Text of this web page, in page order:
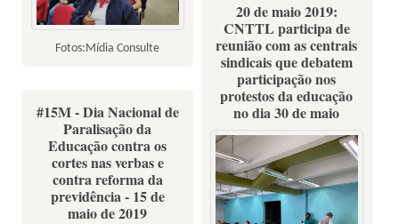
Fotos:Mídia Consulte
20 de maio 2019:
CNTTL participa de
reunião com as centrais
sindicais que debatem
participação nos
protestos da educação
no dia 30 de maio
#15M - Dia Nacional de
Paralisação da
Educação contra os
cortes nas verbas e
contra reforma da
previdência - 15 de
maio de 2019